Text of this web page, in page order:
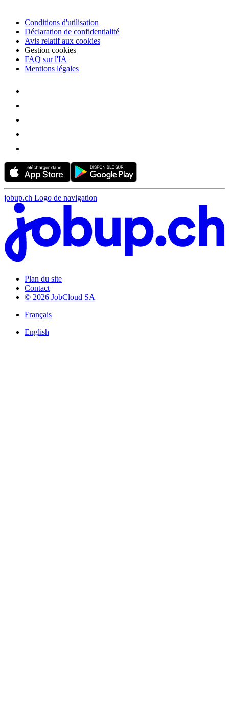
Conditions d'utilisation
Déclaration de confidentialité
Avis relatif aux cookies
Gestion cookies
FAQ sur l'IA
Mentions légales
jobup.ch Logo de navigation
Plan du site
Contact
© 2026 JobCloud SA
Français
English